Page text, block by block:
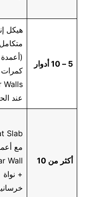
5 – 10 أدوار
هيكل
متكامل
Walls
عند
أكثر من 10
Slab
مع
Wall
+ نواة